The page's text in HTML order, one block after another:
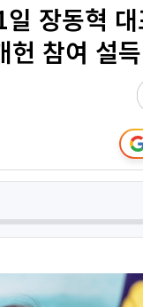
장동혁
참여 설